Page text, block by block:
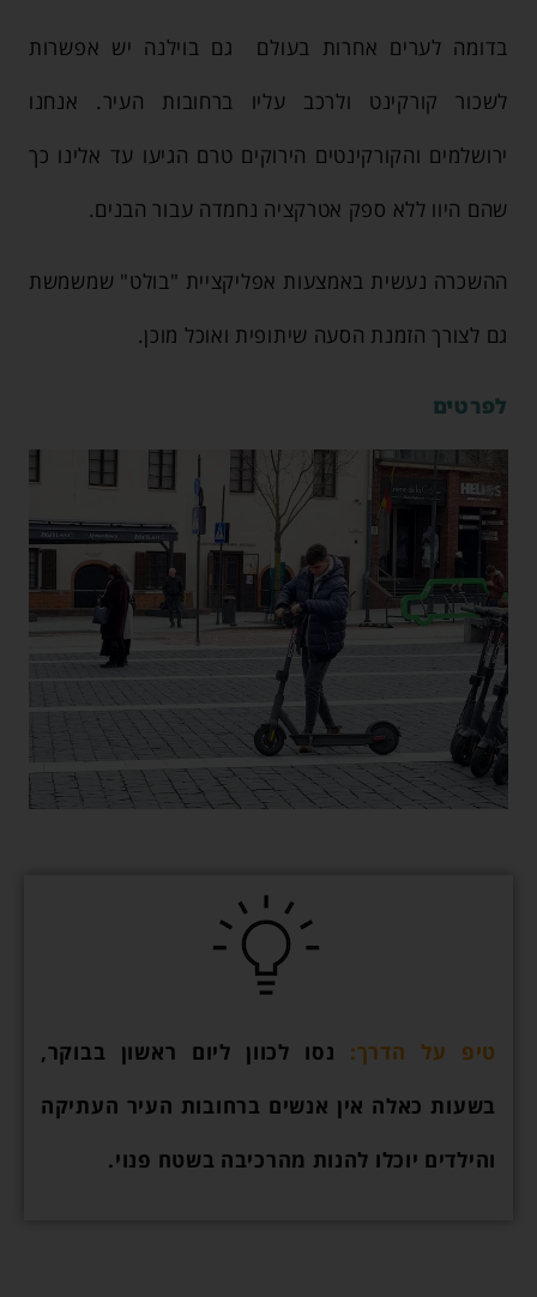
בדומה לערים אחרות בעולם גם בוילנה יש אפשרות
לשכור קורקינט ולרכב עליו ברחובות העיר. אנחנו
ירושלמים והקורקינטים הירוקים טרם הגיעו עד אלינו כך
שהם היוו ללא ספק אטרקציה נחמדה עבור הבנים.
ההשכרה נעשית באמצעות אפליקציית "בולט" שמשמשת
גם לצורך הזמנת הסעה שיתופית ואוכל מוכן.
לפרטים
טיפ על הדרך:
נסו לכוון ליום ראשון בבוקר,
בשעות כאלה אין אנשים ברחובות העיר העתיקה
והילדים יוכלו להנות מהרכיבה בשטח פנוי.